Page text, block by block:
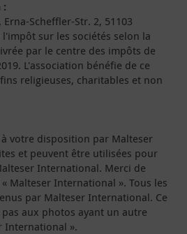
:
Scheffler-Str. 2, 51103
sur les sociétés selon la
par le centre des impôts de
L'association bénéfie de ce
religieuses, charitables et non
votre disposition par Malteser
et peuvent être utilisées pour
International. Merci de
Malteser International ». Tous les
par Malteser International. Ce
aux photos ayant un autre
International ».